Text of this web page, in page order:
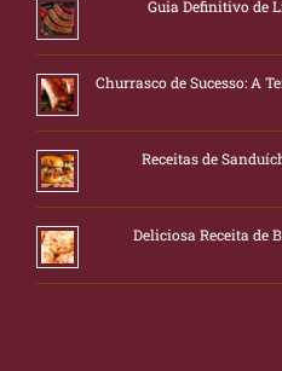
Guia Definitivo de
Churrasco de Sucesso: A
Receitas de
Deliciosa Receita de